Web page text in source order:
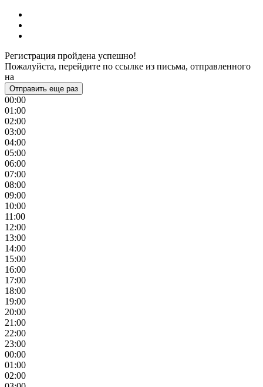
Регистрация пройдена успешно!
Пожалуйста, перейдите по ссылке из письма, отправленного
на
Отправить еще раз
00:00
01:00
02:00
03:00
04:00
05:00
06:00
07:00
08:00
09:00
10:00
11:00
12:00
13:00
14:00
15:00
16:00
17:00
18:00
19:00
20:00
21:00
22:00
23:00
00:00
01:00
02:00